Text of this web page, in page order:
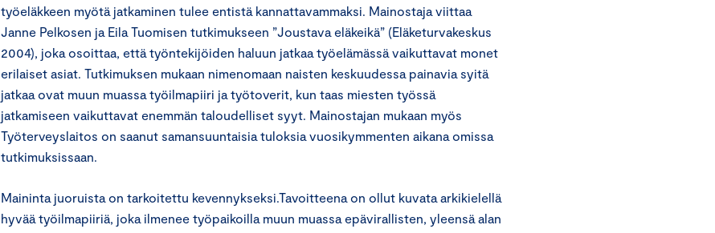
työeläkkeen myötä jatkaminen tulee entistä kannattavammaksi. Mainostaja viittaa
Janne Pelkosen ja Eila Tuomisen tutkimukseen ”Joustava eläkeikä” (Eläketurvakeskus
2004), joka osoittaa, että työntekijöiden haluun jatkaa työelämässä vaikuttavat monet
erilaiset asiat. Tutkimuksen mukaan nimenomaan naisten keskuudessa painavia syitä
jatkaa ovat muun muassa työilmapiiri ja työtoverit, kun taas miesten työssä
jatkamiseen vaikuttavat enemmän taloudelliset syyt. Mainostajan mukaan myös
Työterveyslaitos on saanut samansuuntaisia tuloksia vuosikymmenten aikana omissa
tutkimuksissaan.
Maininta juoruista on tarkoitettu kevennykseksi.Tavoitteena on ollut kuvata arkikielellä
hyvää työilmapiiriä, joka ilmenee työpaikoilla muun muassa epävirallisten, yleensä alan